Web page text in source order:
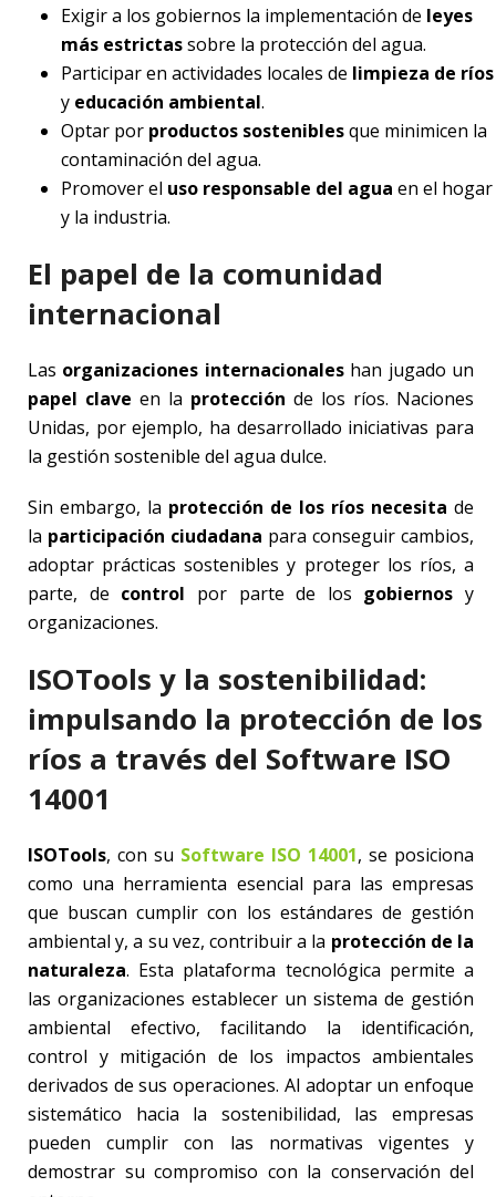
Exigir a los gobiernos la implementación de leyes
más estrictassobre la protección del agua.
Participar en actividades locales de limpieza de ríos
y educación ambiental.
Optar por productos sosteniblesque minimicen la
contaminación del agua.
Promover el uso responsable del agua en el hogar
y la industria.
El papel de la comunidad
internacional
Las organizaciones internacionaleshan jugado un
papel clave en la protección de los ríos. Naciones
Unidas, por ejemplo, ha desarrollado iniciativas para
la gestión sostenible del agua dulce.
Sin embargo, la protección de los ríos necesita de
la participación ciudadana para conseguir cambios,
adoptar prácticas sostenibles y proteger los ríos, a
parte, de control por parte de los gobiernos y
organizaciones.
ISOTools y la sostenibilidad:
impulsando la protección de los
ríos a través del Software ISO
14001
ISOTools, con su Software ISO 14001, se posiciona
como una herramienta esencial para las empresas
que buscan cumplir con los estándares de gestión
ambiental y, a su vez, contribuir a la protección de la
naturaleza. Esta plataforma tecnológica permite a
las organizaciones establecer un sistema de gestión
ambiental efectivo, facilitando la identificación,
control y mitigación de los impactos ambientales
derivados de sus operaciones. Al adoptar un enfoque
sistemático hacia la sostenibilidad, las empresas
pueden cumplir con las normativas vigentes y
demostrar su compromiso con la conservación del